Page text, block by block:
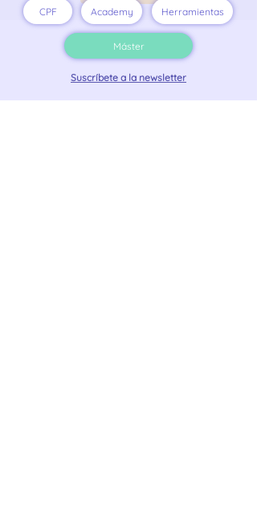
CPF Academy Herramientas
Máster
Suscríbete a la newsletter